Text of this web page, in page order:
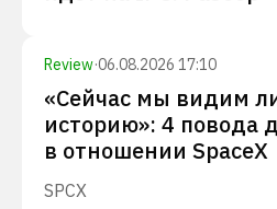
Review·06.08.2026 17:10
«Сейчас мы видим
историю»: 4 повода
в отношении SpaceX
SPCX